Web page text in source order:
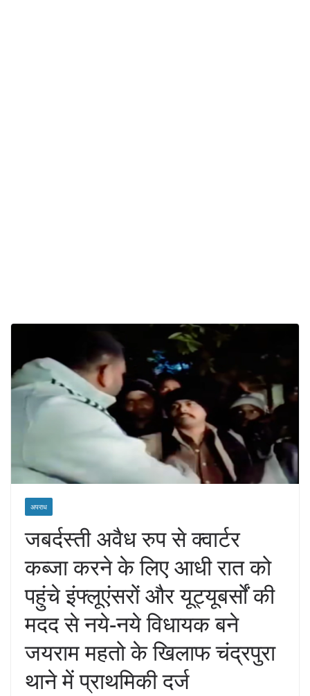
अपराध
जबर्दस्ती अवैध रुप से क्वार्टर
कब्जा करने के लिए आधी रात को
पहुंचे इंफ्लूएंसरों और यूट्यूबर्सों की
मदद से नये-नये विधायक बने
जयराम महतो के खिलाफ चंद्रपुरा
थाने में प्राथमिकी दर्ज